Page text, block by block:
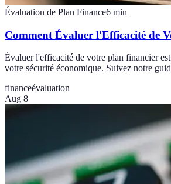
Évaluation de Plan Finance6 min
Comment Évaluer l'Efficacité de
Évaluer l'efficacité de votre plan financier
votre sécurité économique. Suivez notre
financeévaluation
Aug 8